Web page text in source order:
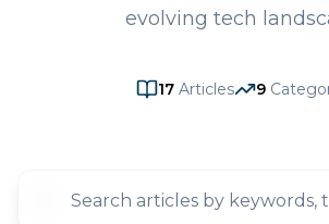
evolving tech
17 Articles 9